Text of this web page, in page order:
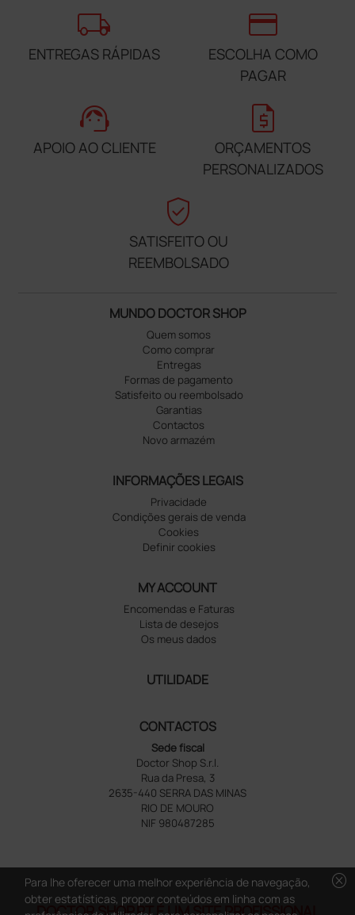
local_shipping
ENTREGAS RÁPIDAS
credit_card
ESCOLHA COMO
PAGAR
support_agent
APOIO AO CLIENTE
request_quote
ORÇAMENTOS
PERSONALIZADOS
verified_user
SATISFEITO OU
REEMBOLSADO
MUNDO DOCTOR SHOP
Quem somos
Como comprar
Entregas
Formas de pagamento
Satisfeito ou reembolsado
Garantias
Contactos
Novo armazém
INFORMAÇÕES LEGAIS
Privacidade
Condições gerais de venda
Cookies
Definir cookies
MY ACCOUNT
Encomendas e Faturas
Lista de desejos
Os meus dados
UTILIDADE
CONTACTOS
Sede fiscal
Doctor Shop S.r.l.
Rua da Presa, 3
2635-440 SERRA DAS MINAS
RIO DE MOURO
NIF 980487285
DOCTOR SHOP.PT É UM SITE PROFISSIONAL
cancel
Para lhe oferecer uma melhor experiência de navegação,
obter estatísticas, propor conteúdos em linha com as